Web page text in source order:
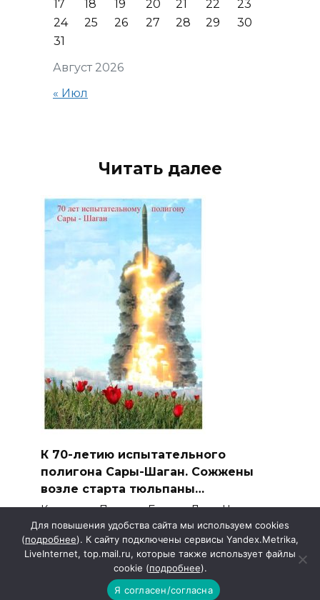
Август 2026
17
18 19 20 21 22
23
24
25 26 27 28 29
30
31
« Июл
Читать далее
К 70-летию испытательного
полигона Сары-Шаган. Сожжены
возле старта тюльпаны…
Казахстан. Пустыня Бетпак-Дала. Начало
мая.
Для повышения удобства сайта мы используем cookies
(подробнее). К сайту подключены сервисы Yandex.Metrika,
LiveInternet, top.mail.ru, которые также использует файлы
cookie (подробнее).
Я согласен/согласна